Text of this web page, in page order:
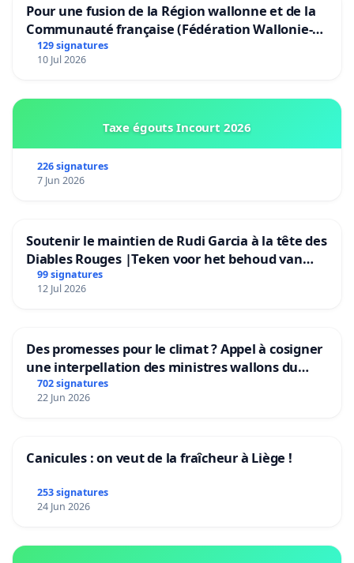
Pour une fusion de la Région wallonne et de la
Communauté française (Fédération Wallonie-
Bruxelles)
129 signatures
10 Jul 2026
Taxe égouts Incourt 2026
226 signatures
7 Jun 2026
Soutenir le maintien de Rudi Garcia à la tête des
Diables Rouges |Teken voor het behoud van
Rudi Garcia als bondscoach
99 signatures
12 Jul 2026
Des promesses pour le climat ? Appel à cosigner
une interpellation des ministres wallons du
climat et de l’environnement.
702 signatures
22 Jun 2026
Canicules : on veut de la fraîcheur à Liège !
253 signatures
24 Jun 2026